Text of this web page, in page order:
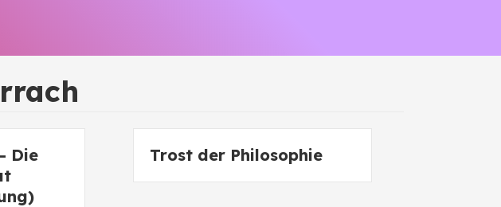
Die
Trost der Philosophie